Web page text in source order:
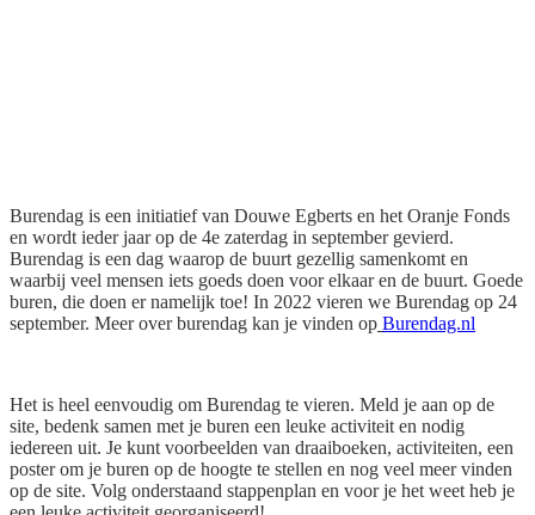
Burendag is een initiatief van Douwe Egberts en het Oranje Fonds
en wordt ieder jaar op de 4e zaterdag in september gevierd.
Burendag is een dag waarop de buurt gezellig samenkomt en
waarbij veel mensen iets goeds doen voor elkaar en de buurt. Goede
buren, die doen er namelijk toe! In 2022 vieren we Burendag op 24
september. Meer over burendag kan je vinden op Burendag.nl
Het is heel eenvoudig om Burendag te vieren. Meld je aan op de
site, bedenk samen met je buren een leuke activiteit en nodig
iedereen uit. Je kunt voorbeelden van draaiboeken, activiteiten, een
poster om je buren op de hoogte te stellen en nog veel meer vinden
op de site. Volg onderstaand stappenplan en voor je het weet heb je